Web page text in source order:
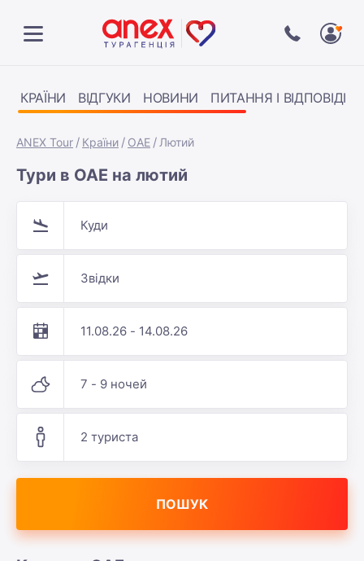
КРАЇНИ ВІДГУКИ НОВИНИ ПИТАННЯ І ВІДПОВІДІ
ANEX Tour Країни ОАЕ Лютий
Тури в ОАЕ на лютий
Куди
Звідки
11.08.26 - 14.08.26
7 - 9 ночей
2 туриста
ПОШУК